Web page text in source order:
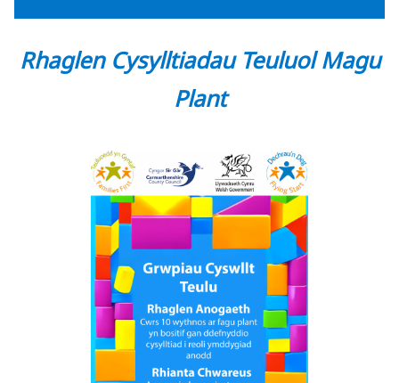
cadarnhaol.
Rhaglen Cysylltiadau Teuluol Magu
Plant
Rhaglen Cysylltiadau Teuluol
Magu Plant
Dyddiad a lleoliad i’w cadarnhau,
cofrestrwch eich diddordeb.
10 sessiw – Mae’r sesiynau hyn yn hybu
iechyd emosiynol a llesiant meddyliol.
Maen nhw’n ein helpu ni fel rhieni i ddeall
ac i reoli teimladau ac ymddygiad mewn